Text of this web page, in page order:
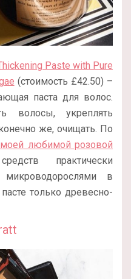
Paste with Pure
(стоимость £42.50) –
паста для волос.
волосы, укреплять
же, очищать. По
моей любимой розовой
практически
в
только древесно-